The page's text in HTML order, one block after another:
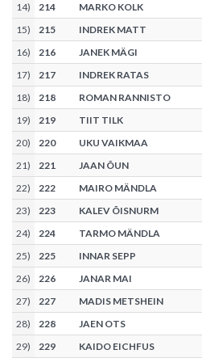
14) 214
MARKO KOLK
15) 215
INDREK MATT
16) 216
JANEK MÄGI
17) 217
INDREK RATAS
18) 218
ROMAN RANNISTO
19) 219
TIIT TILK
20) 220
UKU VAIKMAA
21) 221
JAAN ÕUN
22) 222
MAIRO MÄNDLA
23) 223
KALEV ÕISNURM
24) 224
TARMO MÄNDLA
25) 225
INNAR SEPP
26) 226
JANAR MAI
27) 227
MADIS METSHEIN
28) 228
JAEN OTS
29) 229 KAIDO EICHFUS